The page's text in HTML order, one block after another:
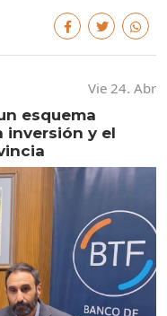
Vie 24. Abr
esquema
inversión y el